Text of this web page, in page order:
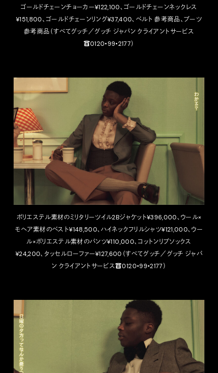
ゴールドチェーンチョーカー¥122,100、ゴールドチェーンネックレス
¥151,800、ゴールドチェーンリング¥37,400、ベルト 参考商品、ブーツ
参考商品（すべてグッチ／グッチ ジャパン クライアントサービス
☎︎0120•99•2177）
ポリエステル素材のミリタリーツイル2Bジャケット¥396,000、ウール×
モヘア素材のベスト¥148,500、ハイネックフリルシャツ¥121,000、ウー
ル×ポリエステル素材のパンツ¥110,000、コットンリブソックス
¥24,200、タッセルローファー¥127,600（すべてグッチ／グッチ ジャパ
ン クライアントサービス☎︎0120•99•2177）